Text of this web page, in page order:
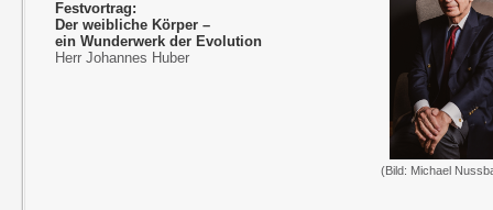
Festvortrag:
Der weibliche Körper –
ein Wunderwerk der Evolution
Herr Johannes Huber
(Bild: Michael